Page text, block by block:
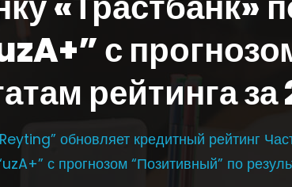
с
рейтинга за
обновляет кредитный рейтинг
с прогнозом “Позитивный” по